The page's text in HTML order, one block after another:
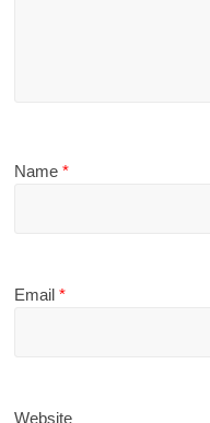
Name*
Email*
Website